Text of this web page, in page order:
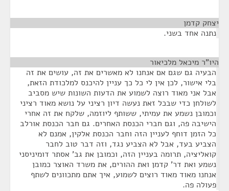
יצחק קדמן
נתנה אחד בשני.
היו"ר מיכאל מלכיאור
הבעיה גם שגם אם אנחנו לא מאשרים את זה, עושים את זה
בלי אישור, לכן אין לי כל כך עניין להיכנס למלכודת הזאת,
אבל אני מאוד רוצה לשמוע את הדעות השונות שיש מסביב
לשולחן כדי שבכל זאת נעשה דיון רציני על נושא מאוד רציני
וכמובן נשמע את עמיתי, ששותף ליוזמה, שלקח את זה אחרי
הישיבה פה, וגם חברי הכנסת האחרים. גם חבר הכנסת אורלב
כל הזמן דוחף לעניין הזה וחבר הכנסת אלקין, אמנם לא
הצביע בעד, אבל לא הצביע נגד, וזה דבר טוב לחבר
קואליציה, תרומה בעניין הזה, וכמובן את גב' אסתר דומיניסני
נשמע ואת דר' קדמן ואת ההורים, את משרד האוצר כמובן
אנחנו מאוד מאוד רוצים לשמוע, איך אתם מתכוונים לשתף
פעולה פה.